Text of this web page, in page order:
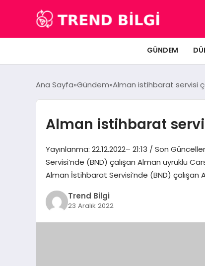
GÜNDEM
Ana Sayfa Gündem Alman istihbarat servisi
Alman istihbarat
Yayınlanma: 22.12.2022– 21:13 / Son
Servisi’nde (BND) çalışan Alman uyruklu
Alman İstihbarat Servisi’nde (BND) çalışan
Trend Bilgi
23 Aralık 2022